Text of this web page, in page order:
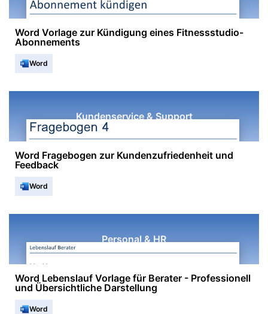
Word Vorlage zur Kündigung eines Fitnessstudio-
Abonnements
Word
Kundenservice & Support
Word Fragebogen zur Kundenzufriedenheit und
Feedback
Word
Personal & HR
Word Lebenslauf Vorlage für Berater - Professionell
und Übersichtliche Darstellung
Word